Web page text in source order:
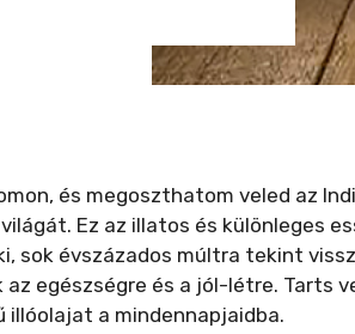
és megoszthatom veled az
Ez az illatos és különleges
sok évszázados múltra tekint
egészségre és a jól-létre. Tarts
illóolajat a mindennapjaidba.